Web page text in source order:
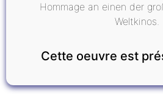
Hommage an einen der
Weltkinos.
Cette oeuvre est